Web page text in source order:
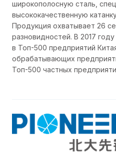
широкополосную сталь,
высококачественную
Продукция охватывает 26
разновидностей. В 2017
в Топ-500 предприятий
обрабатывающих
Топ-500 частных